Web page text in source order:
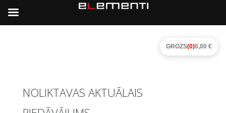
NOLIKTAVAS AKTUĀLAIS
GROZS(0)0,00 €